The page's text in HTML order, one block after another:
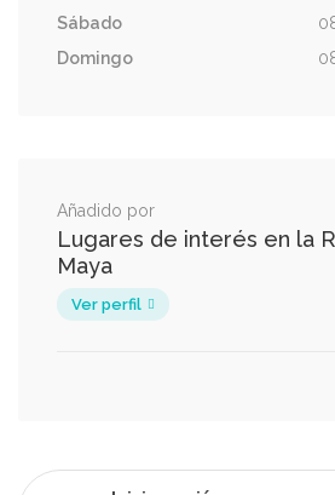
Sábado
Domingo
Añadido por
Lugares de interés en la
Maya
Ver perfil